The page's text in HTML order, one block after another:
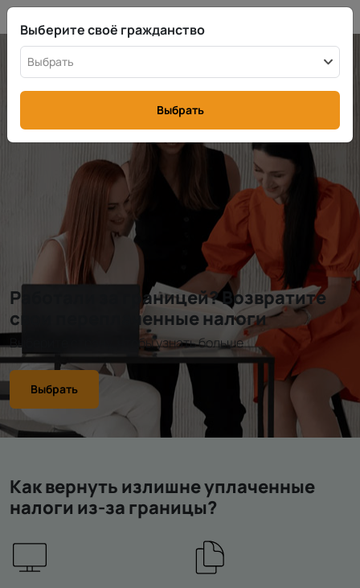
Работали за границей? Возвратите
свои переплаченные налоги
Выберите страну, чтобы узнать больше
Выбрать
Как вернуть излишне уплаченные
налоги из-за границы?
Выберите своё гражданство
Выбрать
Выбрать